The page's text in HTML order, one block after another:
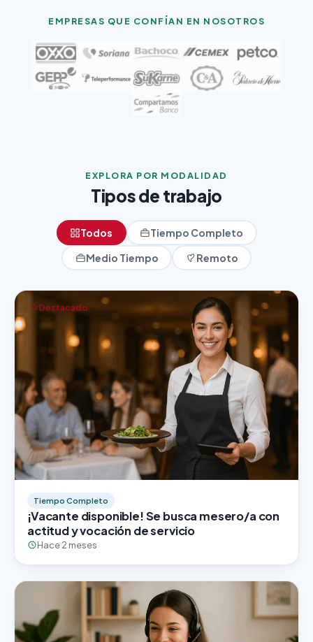
EMPRESAS QUE CONFÍAN EN NOSOTROS
EXPLORA POR MODALIDAD
Tipos de trabajo
Todos
Tiempo Completo
Medio Tiempo
Remoto
Destacado
Tiempo Completo
¡Vacante disponible! Se busca mesero/a con
actitud y vocación de servicio
Hace 2 meses